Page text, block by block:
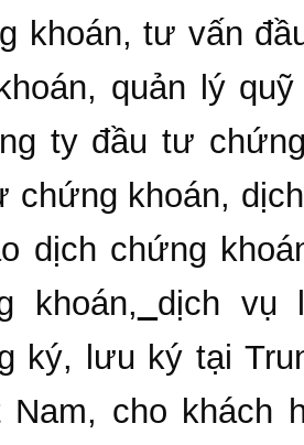
khoán, tư vấn
quản lý
ty đầu tư
chứng khoán,
dịch chứng
khoán,
dịch vụ
ký, lưu ký tại
Nam, cho khách